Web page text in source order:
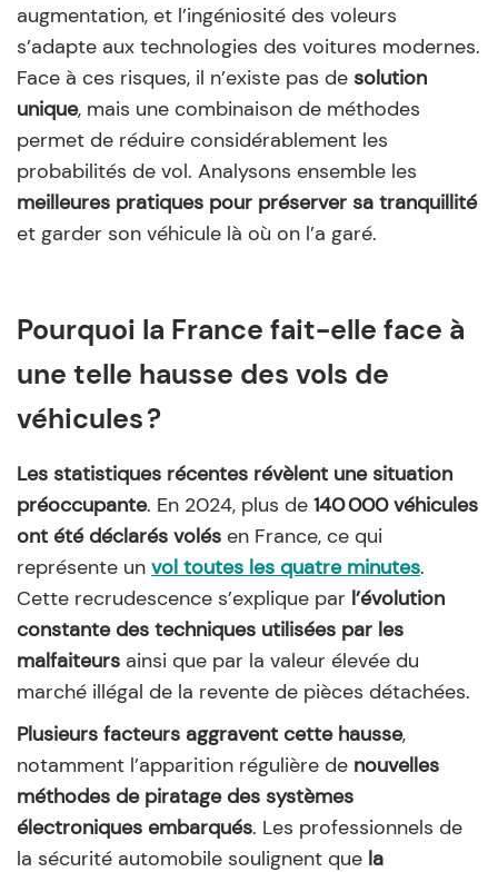
augmentation, et l’ingéniosité des voleurs
s’adapte aux technologies des voitures modernes.
Face à ces risques, il n’existe pas de solution
unique, mais une combinaison de méthodes
permet de réduire considérablement les
probabilités de vol. Analysons ensemble les
meilleures pratiques pour préserver sa tranquillité
et garder son véhicule là où on l’a garé.
Pourquoi la France fait-elle face à
une telle hausse des vols de
véhicules ?
Les statistiques récentes révèlent une situation
préoccupante. En 2024, plus de 140 000 véhicules
ont été déclarés volés en France, ce qui
représente un vol toutes les quatre minutes.
Cette recrudescence s’explique par l’évolution
constante des techniques utilisées par les
malfaiteurs ainsi que par la valeur élevée du
marché illégal de la revente de pièces détachées.
Plusieurs facteurs aggravent cette hausse,
notamment l’apparition régulière de nouvelles
méthodes de piratage des systèmes
électroniques embarqués. Les professionnels de
la sécurité automobile soulignent que la